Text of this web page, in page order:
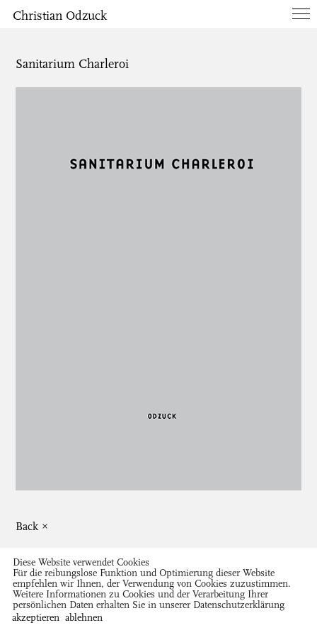
Christian Odzuck
Sanitarium Charleroi
Back ×
Close ×
Diese Website verwendet Cookies
Für die reibungslose Funktion und Optimierung dieser Website
empfehlen wir Ihnen, der Verwendung von Cookies zuzustimmen.
Weitere Informationen zu Cookies und der Verarbeitung Ihrer
persönlichen Daten erhalten Sie in unserer Datenschutzerklärung
akzeptieren ablehnen